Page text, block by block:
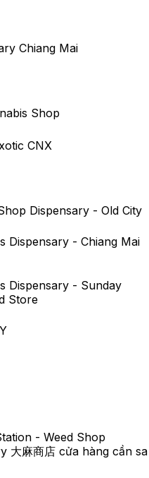
Chiang Mai
Shop
CNX
Dispensary - Old City
Dispensary - Chiang Mai
Dispensary - Sunday
Store
- Weed Shop
大麻商店 cửa hàng cần sa